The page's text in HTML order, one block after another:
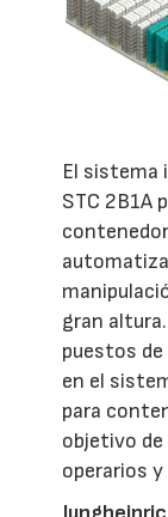
El sistema
STC 2B1A
gran
puestos de
en el
para
objetivo de
operarios